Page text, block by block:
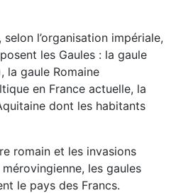
l’organisation impériale,
les Gaules : la gaule
la gaule Romaine
en France actuelle, la
dont les habitants
romain et les invasions
les gaules
le pays des Francs.